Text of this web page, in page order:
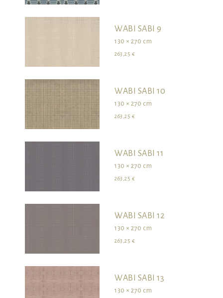
WABI SABI 9
130 × 270 cm
263,25 €
WABI SABI 10
130 × 270 cm
263,25 €
WABI SABI 11
130 × 270 cm
263,25 €
WABI SABI 12
130 × 270 cm
263,25 €
WABI SABI 13
130 × 270 cm